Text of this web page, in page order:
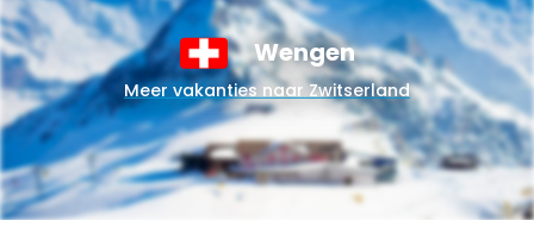
Wengen
Meer vakanties naar Zwitserland